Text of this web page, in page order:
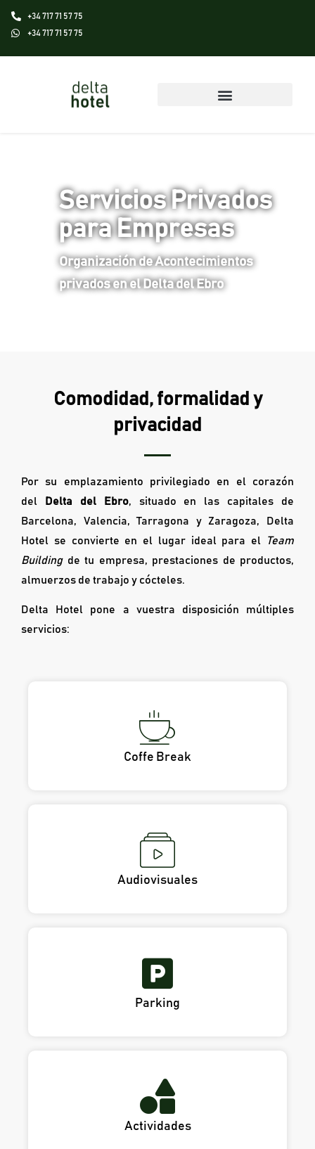
+34 717 71 57 75
+34 717 71 57 75
Servicios Privados
para Empresas
Organización de Acontecimientos
privados en el Delta del Ebro
Comodidad, formalidad y
privacidad
Por su emplazamiento privilegiado en el corazón
del
Delta del Ebro, situado en las capitales de
Barcelona, Valencia, Tarragona y Zaragoza, Delta
Hotel se convierte en el lugar ideal para el
Team
Buildingde tu empresa, prestaciones de productos,
almuerzos de trabajo y cócteles.
Delta Hotel pone a vuestra disposición múltiples
servicios:
Coffe Break
Audiovisuales
Parking
Actividades